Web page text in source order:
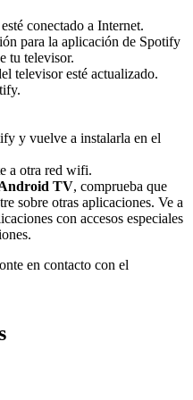
conectado a Internet.
para la aplicación de Spotify
tu televisor.
televisor esté actualizado.
y vuelve a instalarla en el
a otra red wifi.
TV, comprueba que
sobre otras aplicaciones. Ve a
con accesos especiales
en contacto con el